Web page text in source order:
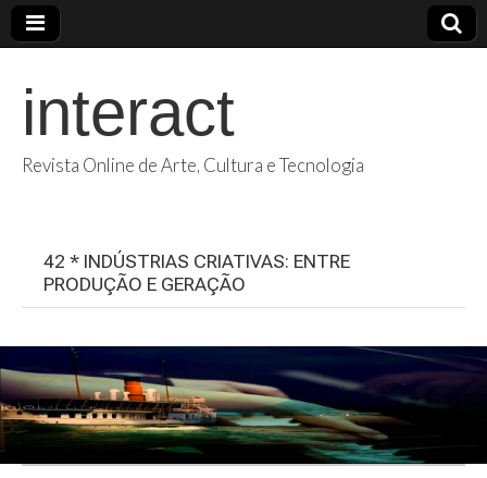
interact
Revista Online de Arte, Cultura e Tecnologia
42 * INDÚSTRIAS CRIATIVAS: ENTRE
PRODUÇÃO E GERAÇÃO